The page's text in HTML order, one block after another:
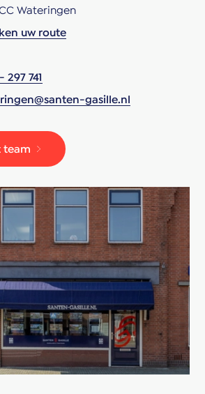
CC Wateringen
uw route
297 741
gasille.nl
team